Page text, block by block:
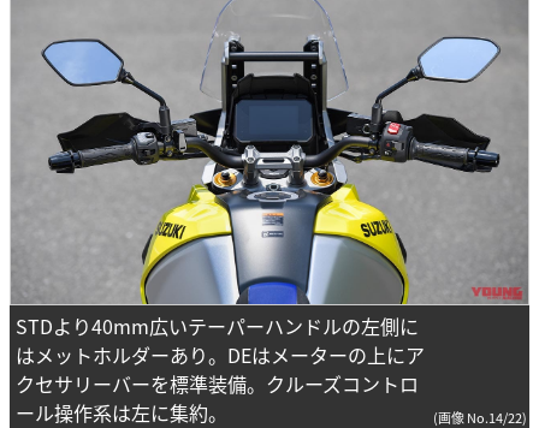
STDより40mm広いテーパーハンドルの左側に
はメットホルダーあり。DEはメーターの上にア
クセサリーバーを標準装備。クルーズコントロ
ール操作系は左に集約。
(画像 No.14/22)